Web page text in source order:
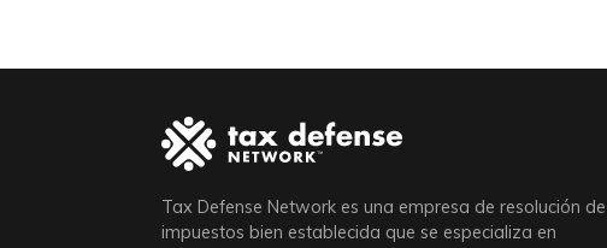
Tax Defense Network es una empresa de resolución de
impuestos bien establecida que se especializa en